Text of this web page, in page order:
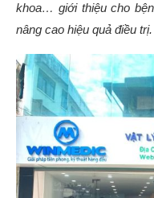
khoa… giới thiệu cho
nâng cao hiệu quả điều trị.